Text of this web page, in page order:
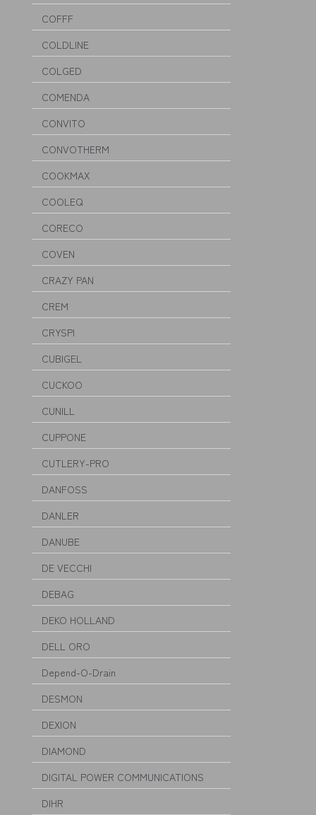
COFFF
COLDLINE
COLGED
COMENDA
CONVITO
CONVOTHERM
COOKMAX
COOLEQ
CORECO
COVEN
CRAZY PAN
CREM
CRYSPI
CUBIGEL
CUCKOO
CUNILL
CUPPONE
CUTLERY-PRO
DANFOSS
DANLER
DANUBE
DE VECCHI
DEBAG
DEKO HOLLAND
DELL ORO
Depend-O-Drain
DESMON
DEXION
DIAMOND
DIGITAL POWER COMMUNICATIONS
DIHR